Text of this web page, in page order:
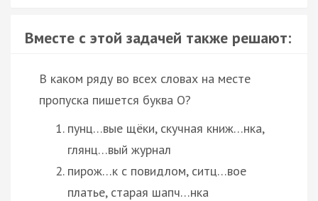
Вместе с этой задачей также решают:
В каком ряду во всех словах на месте
пропуска пишется буква О?
пунц…вые щёки, скучная книж…нка,
глянц…вый журнал
пирож…к с повидлом, ситц…вое
платье, старая шапч…нка